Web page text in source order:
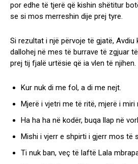
por edhe të tjerë që kishin shëtitur
se si mos merreshin dije prej tyre.
Si rezultat i një përvoje të gjatë, Avdiu
dallohej në mes të burrave të zgjuar
prej tij fjalë urtësie që ia vlen të
Kur nuk di me fol, a di me nejt.
Mjerë i vjetri me të ritë, mjerë i miri
Ha ha ha në kodër, buqa llap në
Mishi i vjerr e shpirti i gjerr mos të
Ti nuk ban, veç të laftë Lala